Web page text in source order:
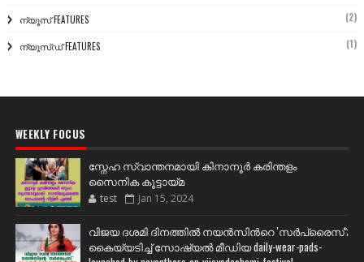
ന്യൂസ് FEATURES (2)
ന്യൂസ്ഡ് FEATURES (1)
WEEKLY FOCUS
സ്നേഹ സ്വാന്തനമായി കിനാനൂർ കരിന്തളം
സൈനിക കൂട്ടായ്മ
test Jan 15, 2024
വിജയ ദശമി ദിനത്തില്‍ നയന്‍സിന്‍റെ 'സര്‍പ്രൈസ്';
കൈയ്യടിച്ച് സോഷ്യല്‍ മീഡിയ daily-wear-pads-